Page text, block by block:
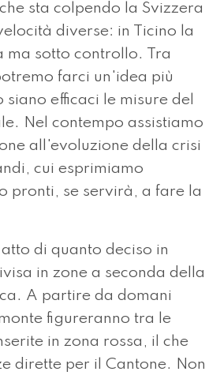
sta colpendo la Svizzera
diverse: in Ticino la
ma sotto controllo. Tra
farci un'idea più
siano efficaci le misure del
Nel contempo assistiamo
all'evoluzione della crisi
cui esprimiamo
pronti, se servirà, a fare la
di quanto deciso in
in zone a seconda della
A partire da domani
figureranno tra le
in zona rossa, il che
dirette per il Cantone. Non